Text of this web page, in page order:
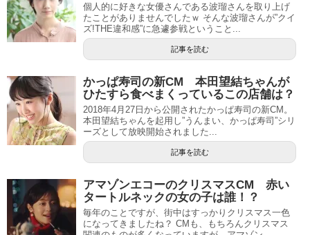
個人的に好きな女優さんである波瑠さんを取り上げ
たことがありませんでしたｗ そんな波瑠さんが”クイ
ズ!THE違和感”に急遽参戦ということ...
記事を読む
かっぱ寿司の新CM 本田望結ちゃんが
ひたすら食べまくっているこの店舗は？
2018年4月27日から公開されたかっぱ寿司の新CM。
本田望結ちゃんを起用し”うんまい、かっぱ寿司”シリ
ーズとして放映開始されました...
記事を読む
アマゾンエコーのクリスマスCM 赤い
タートルネックの女の子は誰！？
毎年のことですが、街中はすっかりクリスマス一色
になってきましたね？ CMも、もちろんクリスマス